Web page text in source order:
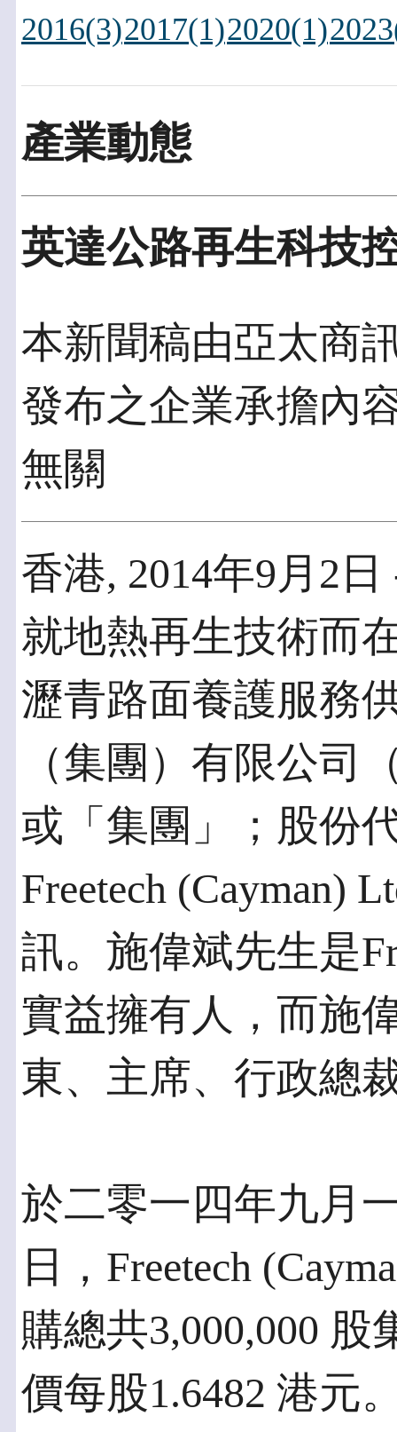
2016(3)2017(1)2020(1)
產業動態
英達公路再生科技
本新聞稿由亞太商
發布之企業承擔內
無關
香港, 2014年9月2
就地熱再生技術而
瀝青路面養護服務
（集團）有限公司
或「集團」；股份
Freetech (Cayman)
訊。施偉斌先生是
實益擁有人，而施
東、主席、行政總
於二零一四年九月
日，Freetech
購總共3,000,000
價每股1.6482 港元